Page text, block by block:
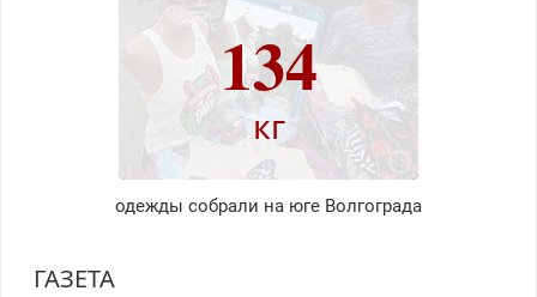
134
кг
одежды собрали на юге Волгограда
ГАЗЕТА